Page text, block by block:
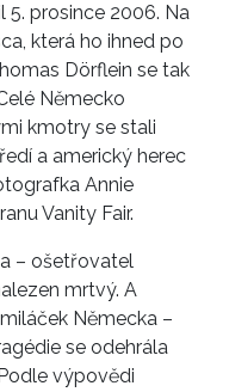
5. prosince 2006. Na
která ho ihned po
Dörflein se tak
Německo
kmotry se stali
a americký herec
Annie
Vanity Fair.
– ošetřovatel
mrtvý. A
Německa –
se odehrála
výpovědi